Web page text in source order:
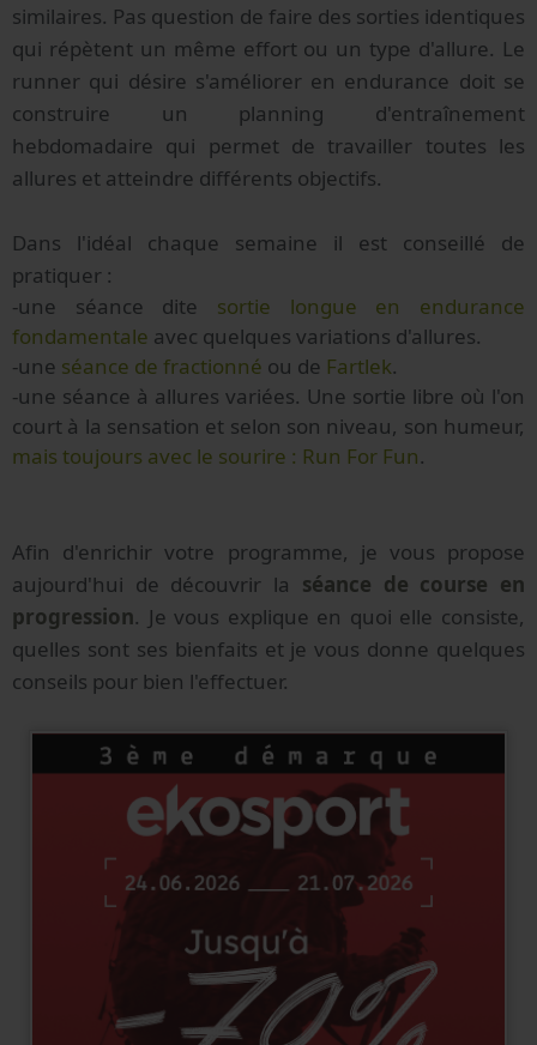
similaires. Pas question de faire des sorties identiques
qui répètent un même effort ou un type d'allure. Le
runner qui désire s'améliorer en endurance doit se
construire un planning d'entraînement
hebdomadaire qui permet de travailler toutes les
allures et atteindre différents objectifs.
Dans l'idéal chaque semaine il est conseillé de
pratiquer :
-une séance dite sortie longue en endurance
fondamentale avec quelques variations d'allures.
-une séance de fractionné ou de Fartlek.
-une séance à allures variées. Une sortie libre où l'on
court à la sensation et selon son niveau, son humeur,
mais toujours avec le sourire : Run For Fun.
Afin d'enrichir votre programme, je vous propose
aujourd'hui de découvrir la séance de course en
progression. Je vous explique en quoi elle consiste,
quelles sont ses bienfaits et je vous donne quelques
conseils pour bien l'effectuer.